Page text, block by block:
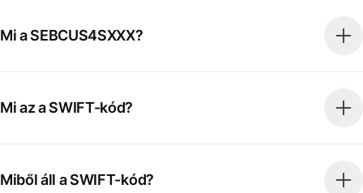
Mi a SEBCUS4SXXX?
Mi az a SWIFT-kód?
Miből áll a SWIFT-kód?